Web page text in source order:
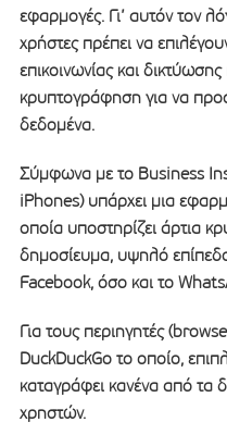
εφαρμογές. Γι’ αυτόν τον
χρήστες πρέπει να
επικοινωνίας και
κρυπτογράφηση για να
δεδομένα.
Σύμφωνα με το Business
iPhones) υπάρχει μια
οποία υποστηρίζει άρτια
δημοσίευμα, υψηλό
Facebook, όσο και το
Για τους περιηγητές
DuckDuckGo το οποίο,
καταγράφει κανένα από τα
χρηστών.